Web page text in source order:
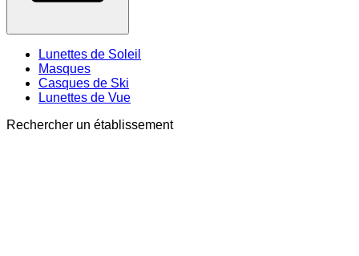
Lunettes de Soleil
Masques
Casques de Ski
Lunettes de Vue
Rechercher un établissement